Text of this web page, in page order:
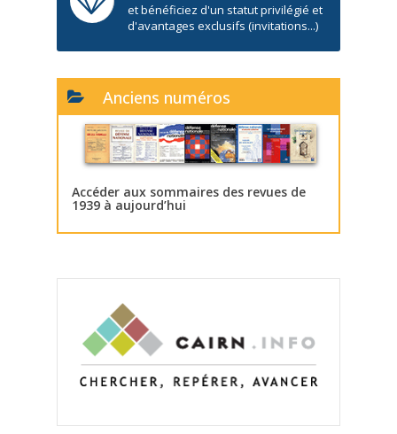
et bénéficiez d'un statut privilégié et
d'avantages exclusifs (invitations...)
Anciens numéros
Accéder aux sommaires des revues de
1939 à aujourd’hui